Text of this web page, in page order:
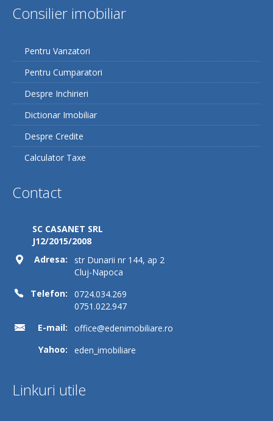
Consilier imobiliar
Pentru Vanzatori
Pentru Cumparatori
Despre Inchirieri
Dictionar Imobiliar
Despre Credite
Calculator Taxe
Contact
SC CASANET SRL
J12/2015/2008
Adresa:
str Dunarii nr 144, ap 2
Cluj-Napoca
Telefon:
0724.034.269
0751.022.947
E-mail:
office@edenimobiliare.ro
Yahoo:
eden_imobiliare
Linkuri utile